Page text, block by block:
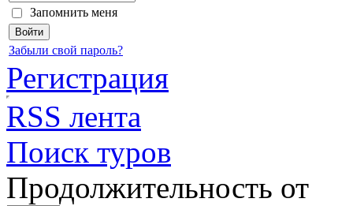
Запомнить меня
Забыли свой пароль?
Регистрация
RSS лента
Поиск туров
Продолжительность от